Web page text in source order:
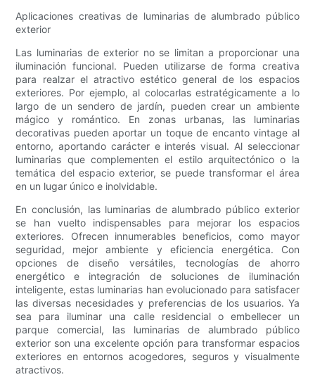
Aplicaciones creativas de luminarias de alumbrado público
exterior
Las luminarias de exterior no se limitan a proporcionar una
iluminación funcional. Pueden utilizarse de forma creativa
para realzar el atractivo estético general de los espacios
exteriores. Por ejemplo, al colocarlas estratégicamente a lo
largo de un sendero de jardín, pueden crear un ambiente
mágico y romántico. En zonas urbanas, las luminarias
decorativas pueden aportar un toque de encanto vintage al
entorno, aportando carácter e interés visual. Al seleccionar
luminarias que complementen el estilo arquitectónico o la
temática del espacio exterior, se puede transformar el área
en un lugar único e inolvidable.
En conclusión, las luminarias de alumbrado público exterior
se han vuelto indispensables para mejorar los espacios
exteriores. Ofrecen innumerables beneficios, como mayor
seguridad, mejor ambiente y eficiencia energética. Con
opciones de diseño versátiles, tecnologías de ahorro
energético e integración de soluciones de iluminación
inteligente, estas luminarias han evolucionado para satisfacer
las diversas necesidades y preferencias de los usuarios. Ya
sea para iluminar una calle residencial o embellecer un
parque comercial, las luminarias de alumbrado público
exterior son una excelente opción para transformar espacios
exteriores en entornos acogedores, seguros y visualmente
atractivos.